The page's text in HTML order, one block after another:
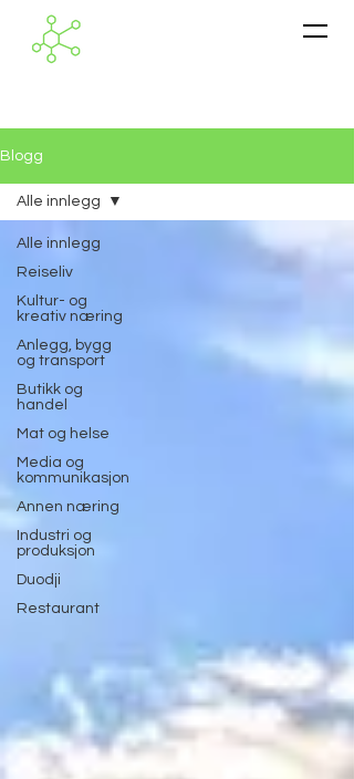
Blogg
Alle innlegg
Reiseliv
Kultur- og
kreativ næring
Anlegg, bygg
og transport
Butikk og
handel
Mat og helse
Media og
kommunikasjon
Annen næring
Industri og
produksjon
Duodji
Restaurant
Alle innlegg